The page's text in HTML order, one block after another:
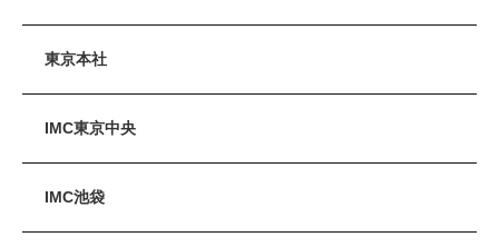
東京本社
IMC東京中央
IMC池袋